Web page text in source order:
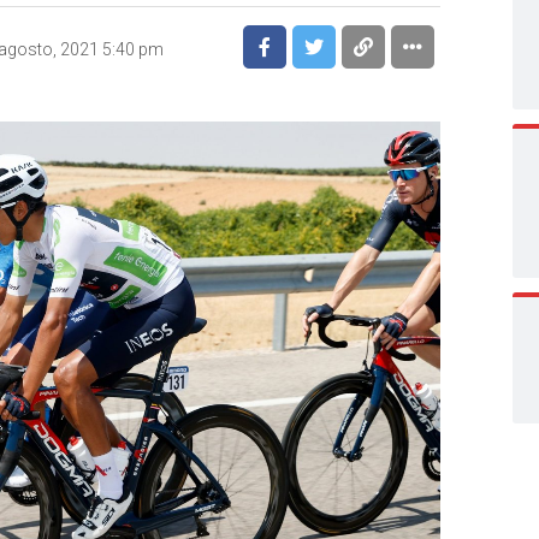
2021 5:40 pm